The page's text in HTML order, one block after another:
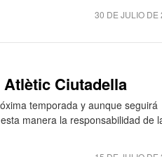
30 DE JULIO DE
Ciutadella
temporada y aunque seguirá
manera la responsabilidad de